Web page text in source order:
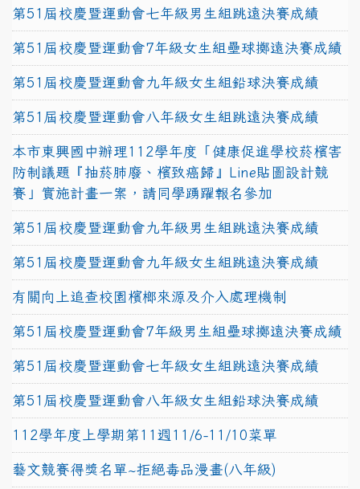
第51屆校慶暨運動會七年級男生組跳遠決賽成績
第51屆校慶暨運動會7年級女生組壘球擲遠決賽成績
第51屆校慶暨運動會九年級女生組鉛球決賽成績
第51屆校慶暨運動會八年級女生組跳遠決賽成績
本市東興國中辦理112學年度「健康促進學校菸檳害
防制議題『抽菸肺廢、檳致癌歸』Line貼圖設計競
賽」實施計畫一案，請同學踴躍報名參加
第51屆校慶暨運動會九年級男生組跳遠決賽成績
第51屆校慶暨運動會九年級女生組跳遠決賽成績
有關向上追查校園檳榔來源及介入處理機制
第51屆校慶暨運動會7年級男生組壘球擲遠決賽成績
第51屆校慶暨運動會七年級女生組跳遠決賽成績
第51屆校慶暨運動會八年級女生組鉛球決賽成績
112學年度上學期第11週11/6-11/10菜單
藝文競賽得獎名單~拒絕毒品漫畫(八年級)